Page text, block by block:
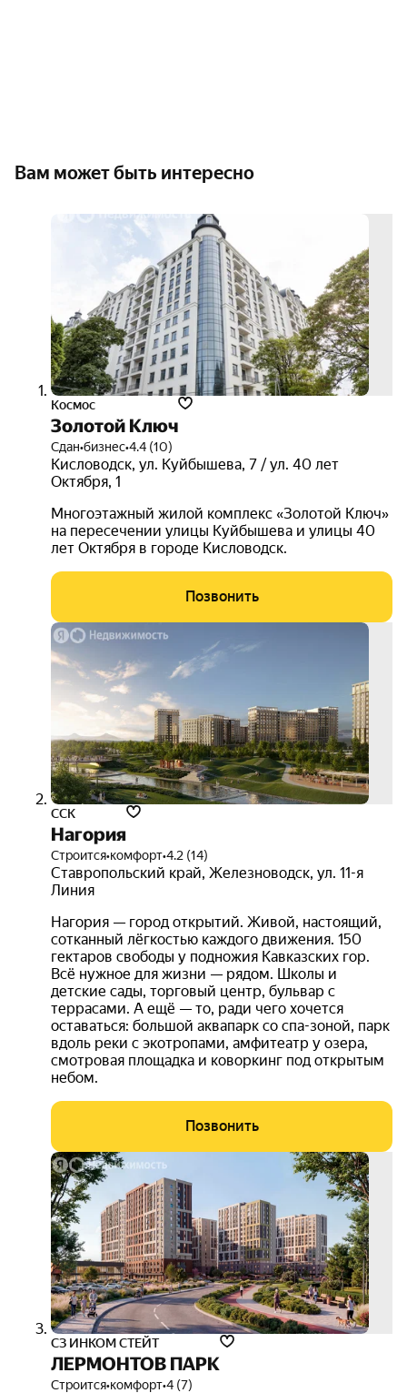
Вам может быть интересно
Космос
Золотой Ключ
Сдан•бизнес•4.4 (10)
Кисловодск, ул. Куйбышева, 7 / ул. 40 лет
Октября, 1
Многоэтажный жилой комплекс «Золотой Ключ»
на пересечении улицы Куйбышева и улицы 40
лет Октября в городе Кисловодск.
Позвонить
ССК
Нагория
Строится•комфорт•4.2 (14)
Ставропольский край, Железноводск, ул. 11-я
Линия
Нагория — город открытий. Живой, настоящий,
сотканный лёгкостью каждого движения. 150
гектаров свободы у подножия Кавказских гор.
Всё нужное для жизни — рядом. Школы и
детские сады, торговый центр, бульвар с
террасами. А ещё — то, ради чего хочется
оставаться: большой аквапарк со спа-зоной, парк
вдоль реки с экотропами, амфитеатр у озера,
смотровая площадка и коворкинг под открытым
небом.
Позвонить
СЗ ИНКОМ СТЕЙТ
ЛЕРМОНТОВ ПАРК
Строится•комфорт•4 (7)